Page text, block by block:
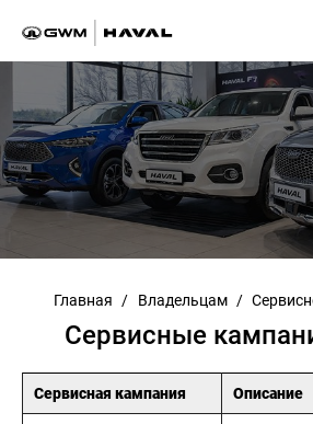
Главная / Владельцам /
Сервисные
Сервисная кампания Описание